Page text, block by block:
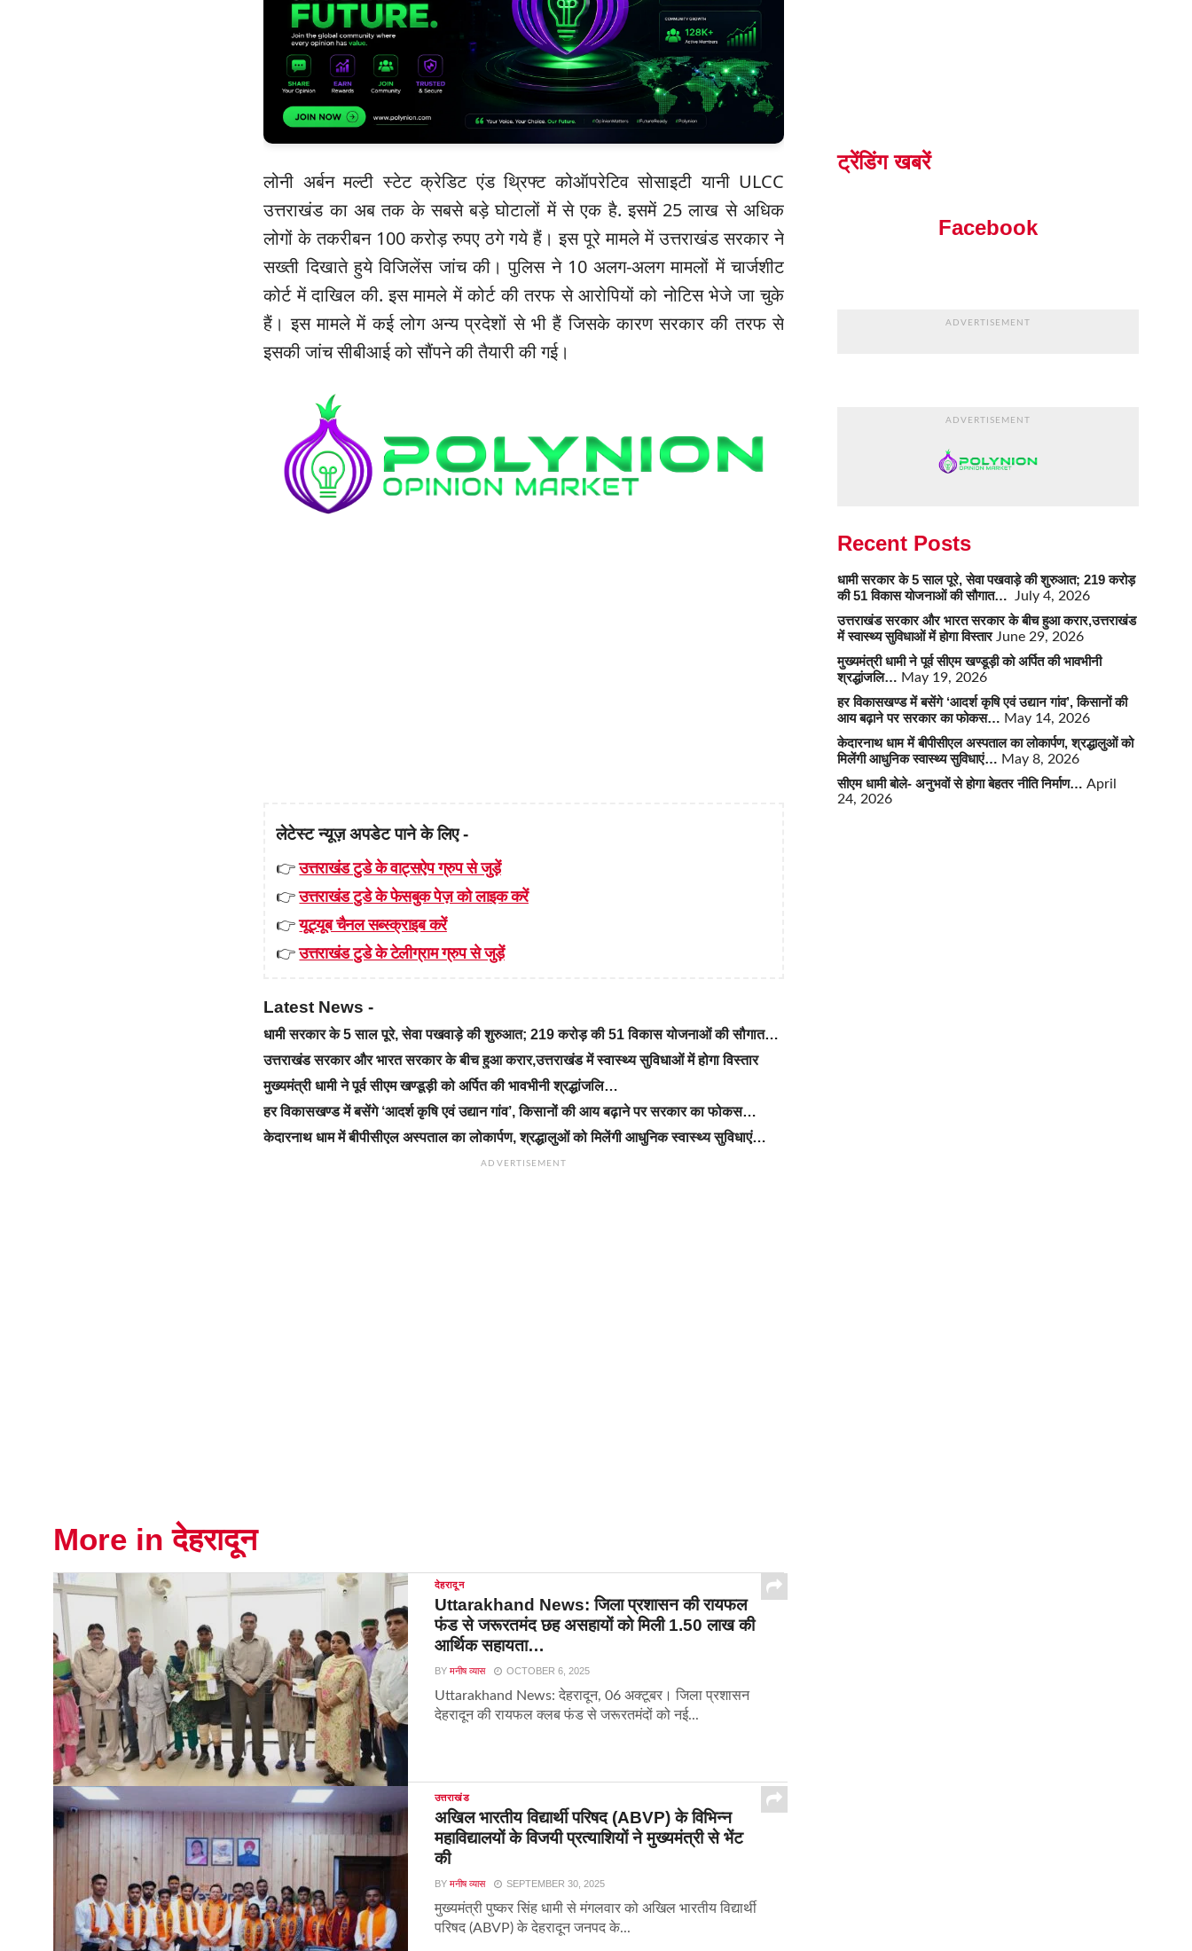
लोनी अर्बन मल्टी स्टेट क्रेडिट एंड थ्रिफ्ट कोऑपरेटिव सोसाइटी यानी ULCC
उत्तराखंड का अब तक के सबसे बड़े घोटालों में से एक है. इसमें 25 लाख से अधिक
लोगों के तकरीबन 100 करोड़ रुपए ठगे गये हैं। इस पूरे मामले में उत्तराखंड सरकार ने
सख्ती दिखाते हुये विजिलेंस जांच की। पुलिस ने 10 अलग-अलग मामलों में चार्जशीट
कोर्ट में दाखिल की. इस मामले में कोर्ट की तरफ से आरोपियों को नोटिस भेजे जा चुके
हैं। इस मामले में कई लोग अन्य प्रदेशों से भी हैं जिसके कारण सरकार की तरफ से
इसकी जांच सीबीआई को सौंपने की तैयारी की गई।
लेटेस्ट न्यूज़ अपडेट पाने के लिए -
👉उत्तराखंड टुडे के वाट्सऐप ग्रुप से जुड़ें
👉उत्तराखंड टुडे के फेसबुक पेज़ को लाइक करें
👉यूट्यूब चैनल सब्स्क्राइब करें
👉उत्तराखंड टुडे के टेलीग्राम ग्रुप से जुड़ें
Latest News -
धामी सरकार के 5 साल पूरे, सेवा पखवाड़े की शुरुआत; 219 करोड़ की 51 विकास योजनाओं की सौगात…
उत्तराखंड सरकार और भारत सरकार के बीच हुआ करार,उत्तराखंड में स्वास्थ्य सुविधाओं में होगा विस्तार
मुख्यमंत्री धामी ने पूर्व सीएम खण्डूड़ी को अर्पित की भावभीनी श्रद्धांजलि…
हर विकासखण्ड में बसेंगे ‘आदर्श कृषि एवं उद्यान गांव’, किसानों की आय बढ़ाने पर सरकार का फोकस…
केदारनाथ धाम में बीपीसीएल अस्पताल का लोकार्पण, श्रद्धालुओं को मिलेंगी आधुनिक स्वास्थ्य सुविधाएं…
ADVERTISEMENT
More in देहरादून
देहरादून
Uttarakhand News: जिला प्रशासन की रायफल
फंड से जरूरतमंद छह असहायों को मिली 1.50 लाख की
आर्थिक सहायता…
BY मनीष व्यास OCTOBER 6, 2025
Uttarakhand News: देहरादून, 06 अक्टूबर। जिला प्रशासन
देहरादून की रायफल क्लब फंड से जरूरतमंदों को नई...
उत्तराखंड
अखिल भारतीय विद्यार्थी परिषद (ABVP) के विभिन्न
महाविद्यालयों के विजयी प्रत्याशियों ने मुख्यमंत्री से भेंट
की
BY मनीष व्यास SEPTEMBER 30, 2025
मुख्यमंत्री पुष्कर सिंह धामी से मंगलवार को अखिल भारतीय विद्यार्थी
परिषद (ABVP) के देहरादून जनपद के...
ट्रेंडिंग खबरें
Facebook
ADVERTISEMENT
ADVERTISEMENT
Recent Posts
धामी सरकार के 5 साल पूरे, सेवा पखवाड़े की शुरुआत; 219 करोड़
की 51 विकास योजनाओं की सौगात… July 4, 2026
उत्तराखंड सरकार और भारत सरकार के बीच हुआ करार,उत्तराखंड
में स्वास्थ्य सुविधाओं में होगा विस्तार June 29, 2026
मुख्यमंत्री धामी ने पूर्व सीएम खण्डूड़ी को अर्पित की भावभीनी
श्रद्धांजलि… May 19, 2026
हर विकासखण्ड में बसेंगे ‘आदर्श कृषि एवं उद्यान गांव’, किसानों की
आय बढ़ाने पर सरकार का फोकस… May 14, 2026
केदारनाथ धाम में बीपीसीएल अस्पताल का लोकार्पण, श्रद्धालुओं को
मिलेंगी आधुनिक स्वास्थ्य सुविधाएं… May 8, 2026
सीएम धामी बोले- अनुभवों से होगा बेहतर नीति निर्माण… April
24, 2026